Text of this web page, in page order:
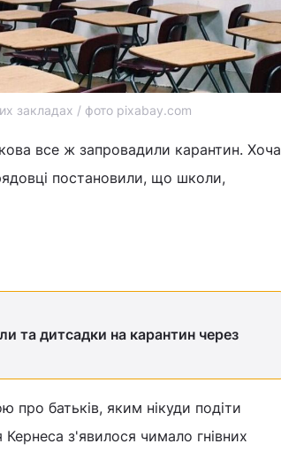
закладах / фото pixabay.com
все ж запровадили карантин. Хоча
постановили, що школи,
та дитсадки на карантин через
про батьків, яким нікуди подіти
Кернеса з'явилося чимало гнівних